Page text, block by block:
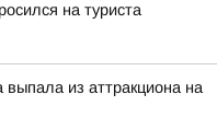
на туриста
из аттракциона на